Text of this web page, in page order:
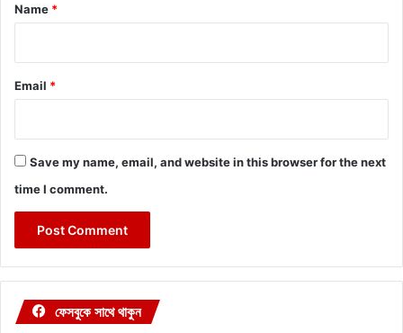
*
Name *
Email *
Save my name, email, and website in this browser for the next
time I comment.
ফেসবুকে সাথে থাকুন